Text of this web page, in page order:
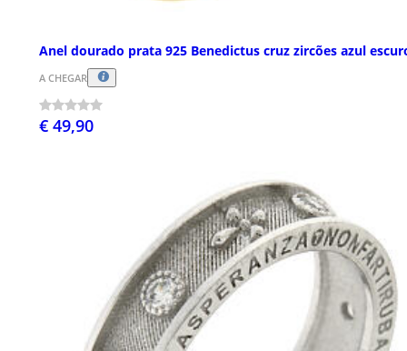
Anel dourado prata 925 Benedictus cruz zircões azul
A CHEGAR
€ 49,90